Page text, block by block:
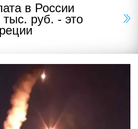
в России
тыс. руб. - это